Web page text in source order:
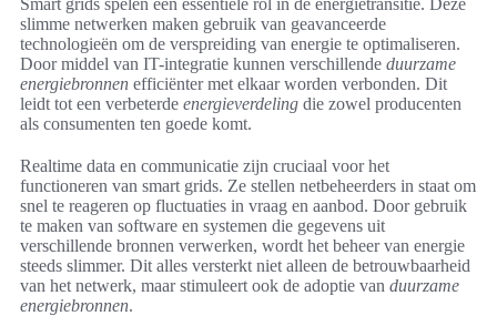
slimme netwerken maken gebruik van geavanceerde
technologieën om de verspreiding van energie te optimaliseren.
Door middel van IT-integratie kunnen verschillende duurzame
energiebronnen efficiënter met elkaar worden verbonden. Dit
leidt tot een verbeterde energieverdeling die zowel producenten
als consumenten ten goede komt.
Realtime data en communicatie zijn cruciaal voor het
functioneren van smart grids. Ze stellen netbeheerders in staat om
snel te reageren op fluctuaties in vraag en aanbod. Door gebruik
te maken van software en systemen die gegevens uit
verschillende bronnen verwerken, wordt het beheer van energie
steeds slimmer. Dit alles versterkt niet alleen de betrouwbaarheid
van het netwerk, maar stimuleert ook de adoptie van duurzame
energiebronnen.